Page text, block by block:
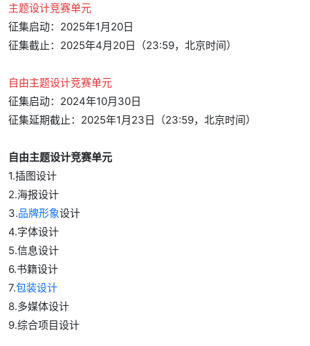
主题设计竞赛单元
征集启动：2025年1月20日
征集截止：2025年4月20日（23:59，北京时间）
自由主题设计竞赛单元
征集启动：2024年10月30日
征集延期截止：2025年1月23日（23:59，北京时间）
自由主题设计竞赛单元
1.插图设计
2.海报设计
3.品牌形象设计
4.字体设计
5.信息设计
6.书籍设计
7.包装设计
8.多媒体设计
9.综合项目设计